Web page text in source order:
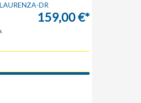
DR
159,00 €*